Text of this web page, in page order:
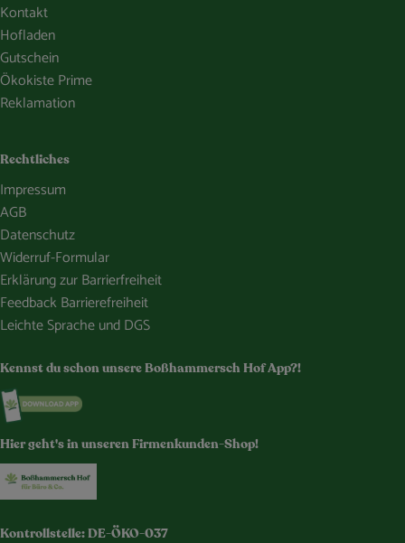
Kontakt
Hofladen
Gutschein
Ökokiste Prime
Reklamation
Rechtliches
Impressum
AGB
Datenschutz
Widerruf-Formular
Erklärung zur Barrierfreiheit
Feedback Barrierefreiheit
Leichte Sprache und DGS
Kennst du schon unsere Boßhammersch Hof App?!
Externer Link zu https://www.bosshammersch-
Hier geht's in unseren Firmenkunden-Shop!
Kontrollstelle: DE-ÖKO-037